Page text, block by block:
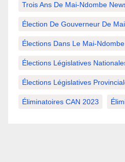
Trois Ans De Mai-Ndombe
Élection De Gouverneur De
Élections Dans Le Mai-Ndombe
Élections Législatives
Élections Législatives
Éliminatoires CAN 2023